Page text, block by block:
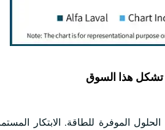
تشكل هذا السوق
الموفرة للطاقة. الابتكار